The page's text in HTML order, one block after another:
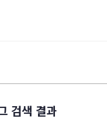
검색 결과